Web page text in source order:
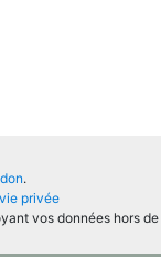
.
privée
vos données hors de